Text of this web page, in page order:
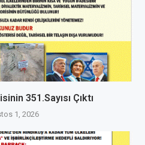
351.Sayısı Çıktı
1, 2026